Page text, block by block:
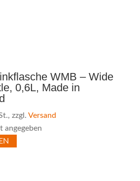
WMB – Wide
0,6L, Made in
zzgl. Versand
angegeben